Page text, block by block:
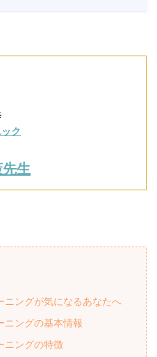
ク
生
ニングが気になるあなたへ
ニングの基本情報
ニングの特徴